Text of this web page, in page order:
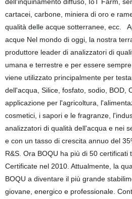
cartacei, carbone, miniera di oro e
qualità delle acque sotterranee, ecc.
acque Nel mondo di oggi, la nostra
produttore leader di analizzatori di
umana e terrestre e per essere
viene utilizzato principalmente per
dell'acqua, Silice, fosfato, sodio, BOD,
applicazione per l'agricoltura,
cosmetici, i sapori e le fragranze,
analizzatori di qualità dell'acqua e nei
e con un tasso di crescita annuo del
R&S. Ora BOQU ha più di 50
Certificate nel 2010. Attualmente, la
BOQU a diventare il più grande
giovane, energico e professionale.